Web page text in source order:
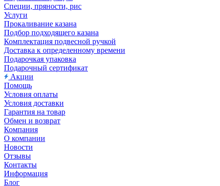
Специи, пряности, рис
Услуги
Прокаливание казана
Подбор подходящего казана
Комплектация подвесной ручкой
Доставка к определенному времени
Подарочкая упаковка
Подарочный сертификат
Акции
Помощь
Условия оплаты
Условия доставки
Гарантия на товар
Обмен и возврат
Компания
О компании
Новости
Отзывы
Контакты
Информация
Блог